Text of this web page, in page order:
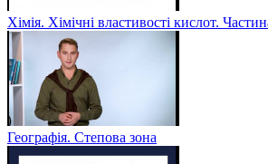
Хімія. Хімічні властивості кислот.
Географія. Степова зона